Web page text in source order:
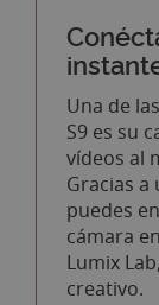
Una de
S9 es su
vídeos al
Gracias a
puedes
cámara
Lumix
creativo.